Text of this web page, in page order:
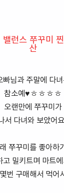
밸런스 쭈꾸미
산
빠님과 주말에 다
참소예♥ㅎㅎㅎㅎ
오랜만에 쭈꾸미가
서 다녀와 보았어
쭈꾸미를 좋아하
고 밀키트며 마트에
몇번 구매해서 먹어